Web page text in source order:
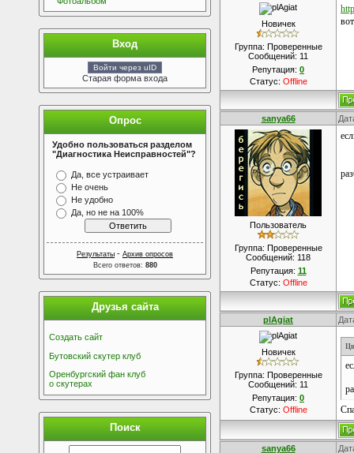
Вход
Войти через uID
Старая форма входа
Опрос
Удобно пользоваться разделом
"Диагностика Неисправностей"?
Да, все устраивает
Не очень
Не удобно
Да, но не на 100%
Результаты - Архив опросов
Всего ответов: 880
Друзья сайта
Создать сайт
Бутовский скутер клуб
Оренбургский фан клуб
о скутерах
Поиск
Новичек
Группа: Проверенные
Сообщений: 11
Репутация: 0
Статус: Offline
sanya66
Пользователь
Группа: Проверенные
Сообщений: 118
Репутация: 11
Статус: Offline
plAgiat
Новичек
Группа: Проверенные
Сообщений: 11
Репутация: 0
Статус: Offline
sanya66